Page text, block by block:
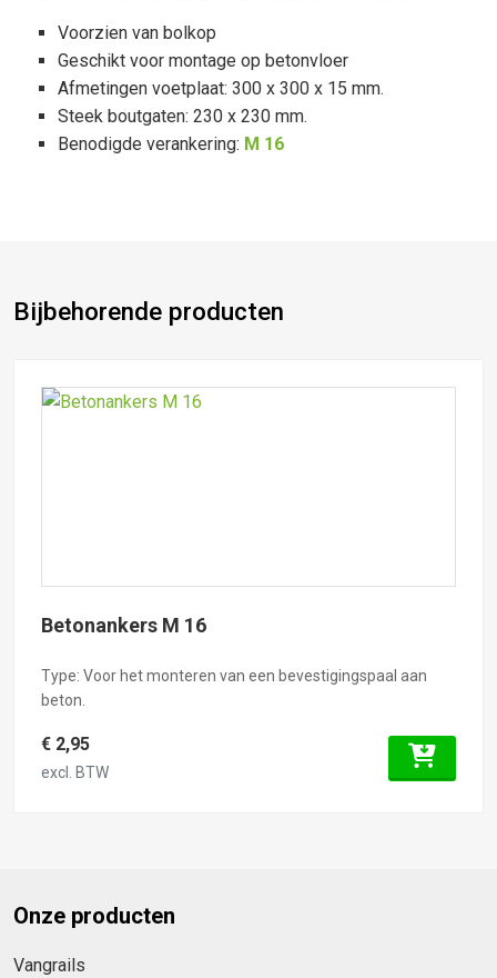
Voorzien van bolkop
Geschikt voor montage op betonvloer
Afmetingen voetplaat: 300 x 300 x 15 mm.
Steek boutgaten: 230 x 230 mm.
Benodigde verankering: M 16
Bijbehorende producten
Betonankers M 16
Type: Voor het monteren van een bevestigingspaal aan
beton.
€ 2,95
excl. BTW
Onze producten
Vangrails